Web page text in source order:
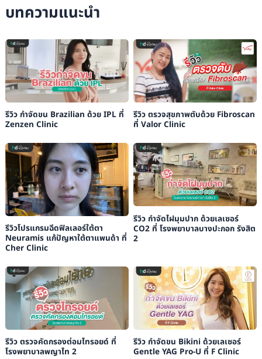
บทความแนะนำ
รีวิว กำจัดขน Brazilian ด้วย IPL ที่
Zenzen Clinic
รีวิว ตรวจสุขภาพตับด้วย Fibroscan
ที่ Valor Clinic
รีวิวโปรแกรมฉีดฟิลเลอร์ใต้ตา
Neuramis แก้ปัญหาใต้ตาแพนด้า ที่
Cher Clinic
รีวิว กำจัดไฝมุมปาก ด้วยเลเซอร์
CO2 ที่ โรงพยาบาลบางปะกอก รังสิต
2
รีวิว ตรวจคัดกรองต่อมไทรอยด์ ที่
โรงพยาบาลพญาไท 2
รีวิว กำจัดขน Bikini ด้วยเลเซอร์
Gentle YAG Pro-U ที่ F Clinic